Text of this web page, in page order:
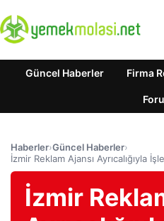
Güncel Haberler Firma
Haberler›Güncel Haberler›
İzmir Reklam Ajansı Ayrıcalığıyla
İzmir